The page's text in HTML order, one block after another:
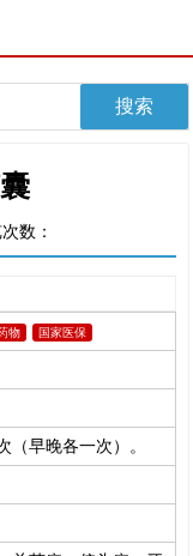
数：
物 国家医保
（早晚各一次）。